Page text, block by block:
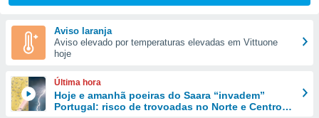
das
e
forma
digital
Aviso laranja
Aviso elevado por temperaturas elevadas em Vittuone
hoje
Última hora
Hoje e amanhã poeiras do Saara “invadem”
Portugal: risco de trovoadas no Norte e Centro